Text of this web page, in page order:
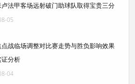
卢法甲客场远射破门助球队取得宝贵三分
05
战临场调整对比赛走势与胜负影响效果
分析
04